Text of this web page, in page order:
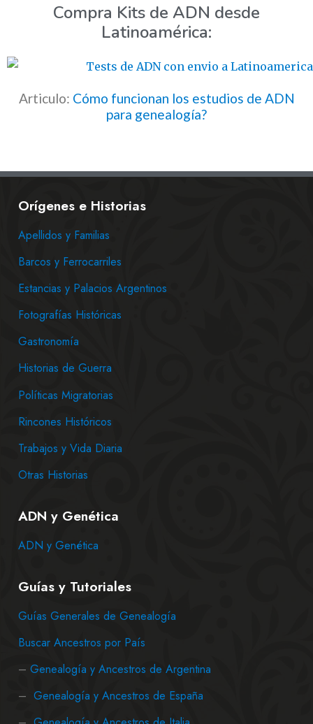
Compra Kits de ADN desde
Latinoamérica:
Articulo: Cómo funcionan los estudios de ADN
para genealogía?
Orígenes e Historias
Apellidos y Familias
Barcos y Ferrocarriles
Estancias y Palacios Argentinos
Fotografías Históricas
Gastronomía
Historias de Guerra
Políticas Migratorias
Rincones Históricos
Trabajos y Vida Diaria
Otras Historias
ADN y Genética
ADN y Genética
Guías y Tutoriales
Guías Generales de Genealogía
Buscar Ancestros por País
– Genealogía y Ancestros de Argentina
– Genealogía y Ancestros de España